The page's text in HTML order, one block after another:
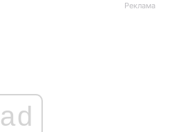
Реклама
ad